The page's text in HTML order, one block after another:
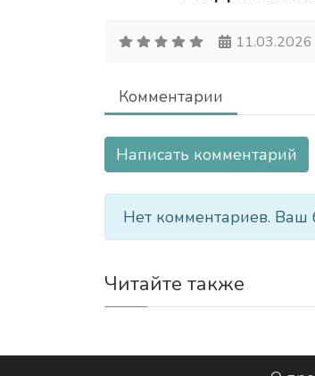
11.03.2026
Комментарии
Написать комментарий
Нет комментариев. Ваш
Читайте также